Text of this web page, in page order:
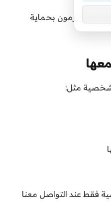
وملتزمون بحماية
شخصية مثل:
فقط عند التواصل معنا